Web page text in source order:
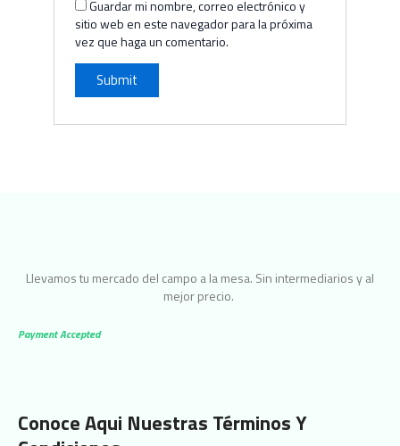
Guardar mi nombre, correo electrónico y
sitio web en este navegador para la próxima
vez que haga un comentario.
Llevamos tu mercado del campo a la mesa. Sin intermediarios y al
mejor precio.
Payment Accepted
Conoce Aqui Nuestras Términos Y